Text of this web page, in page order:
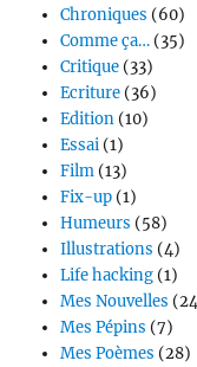
Chroniques (60)
Comme ça…(35)
Critique(33)
Ecriture(36)
Edition(10)
Essai(1)
Film(13)
Fix-up(1)
Humeurs (58)
Illustrations (4)
Life hacking(1)
Mes Nouvelles
Mes Pépins (7)
Mes Poèmes (28)